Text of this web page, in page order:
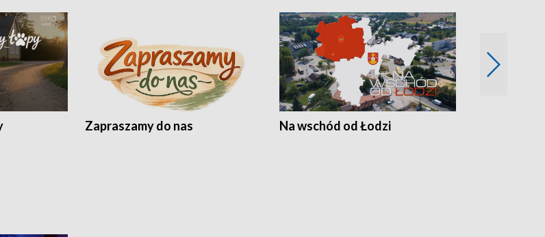
Zapraszamy do nas Na wschód od Łodzi